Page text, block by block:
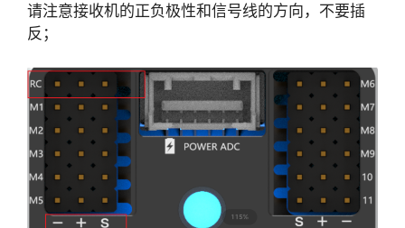
请注意接收机的正负极性和信号线的方向，不要插
反；